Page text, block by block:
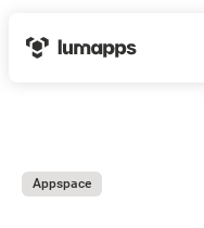
Appspace